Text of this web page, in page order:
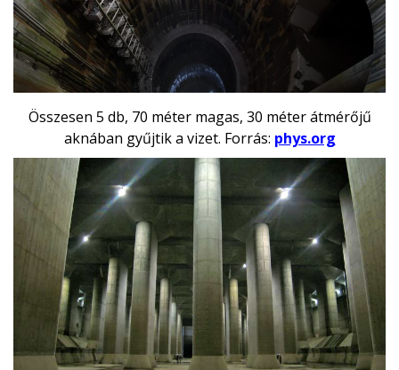
Összesen 5 db, 70 méter magas, 30 méter átmérőjű
aknában gyűjtik a vizet. Forrás: phys.org